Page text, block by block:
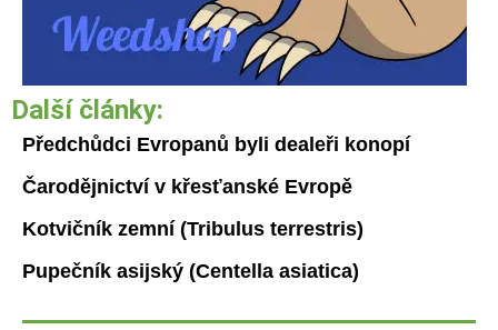
Další články:
Předchůdci Evropanů byli dealeři konopí
Čarodějnictví v křesťanské Evropě
Kotvičník zemní (Tribulus terrestris)
Pupečník asijský (Centella asiatica)